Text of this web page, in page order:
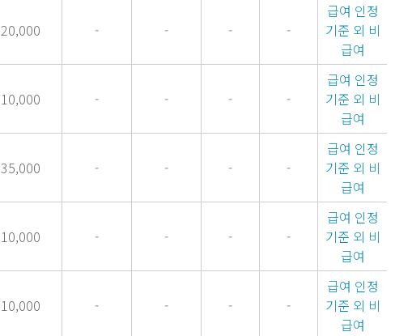
20,000 - - - -
급여 인정
기준 외 비
급여
10,000 - - - -
급여 인정
기준 외 비
급여
35,000 - - - -
급여 인정
기준 외 비
급여
10,000 - - - -
급여 인정
기준 외 비
급여
10,000 - - - -
급여 인정
기준 외 비
급여